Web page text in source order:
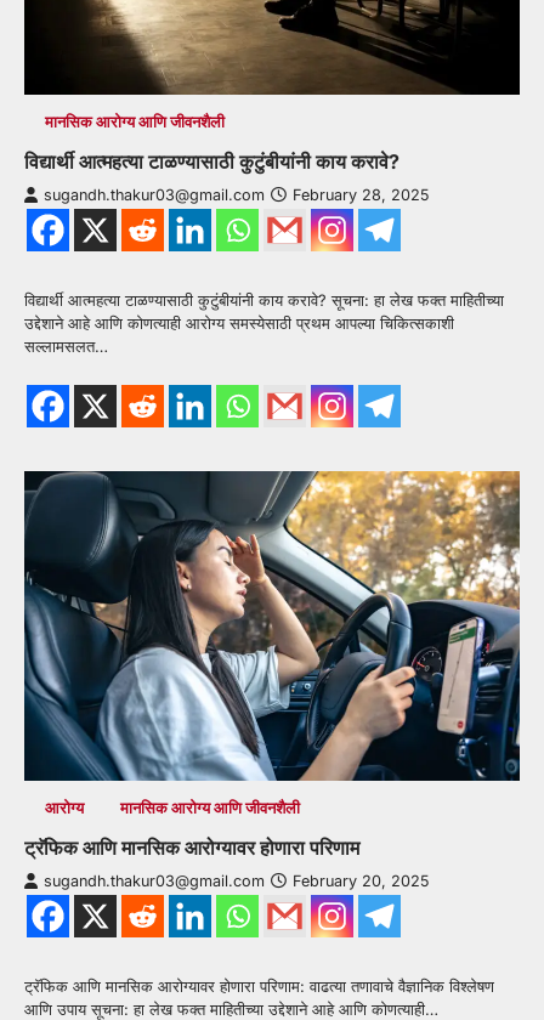
मानसिक आरोग्य आणि जीवनशैली
विद्यार्थी आत्महत्या टाळण्यासाठी कुटुंबीयांनी काय करावे?
sugandh.thakur03@gmail.com February 28, 2025
विद्यार्थी आत्महत्या टाळण्यासाठी कुटुंबीयांनी काय करावे? सूचना: हा लेख फक्त माहितीच्या
उद्देशाने आहे आणि कोणत्याही आरोग्य समस्येसाठी प्रथम आपल्या चिकित्सकाशी
सल्लामसलत…
आरोग्य मानसिक आरोग्य आणि जीवनशैली
ट्रॅफिक आणि मानसिक आरोग्यावर होणारा परिणाम
sugandh.thakur03@gmail.com February 20, 2025
ट्रॅफिक आणि मानसिक आरोग्यावर होणारा परिणाम: वाढत्या तणावाचे वैज्ञानिक विश्लेषण
आणि उपाय सूचना: हा लेख फक्त माहितीच्या उद्देशाने आहे आणि कोणत्याही…